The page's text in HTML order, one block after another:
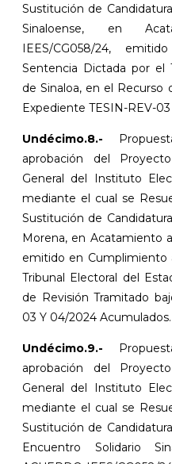
Sustitución de
Sinaloense, en
IEES/CG058/24,
Sentencia Dictada por el
de Sinaloa, en el Recurso
Expediente TESIN-REV-
Undécimo.8.-
aprobación del
General del Instituto
mediante el cual se
Sustitución de
Morena, en Acatamiento
emitido en Cumplimiento
Tribunal Electoral del
de Revisión Tramitado
03 Y 04/2024 Acumulados.
Undécimo.9.-
aprobación del
General del Instituto
mediante el cual se
Sustitución de
Encuentro Solidario